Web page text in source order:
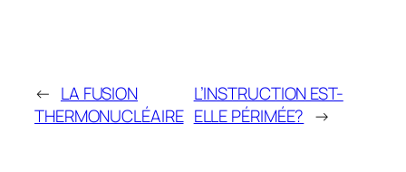
← LA FUSION
THERMONUCLÉAIRE
L’INSTRUCTION EST-
ELLE PÉRIMÉE? →